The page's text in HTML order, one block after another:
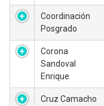
Coordinación
Posgrado
Corona
Sandoval
Enrique
Cruz Camacho